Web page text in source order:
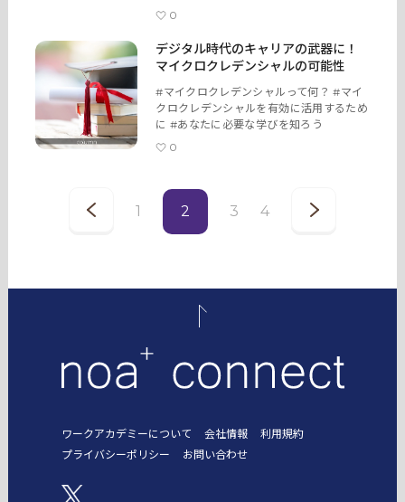
0
デジタル時代のキャリアの武器に！
マイクロクレデンシャルの可能性
#マイクロクレデンシャルって何？ #マイ
クロクレデンシャルを有効に活用するため
に #あなたに必要な学びを知ろう
0
1 2 3 4
ワークアカデミーについて 会社情報
利用規約
プライバシーポリシー
お問い合わせ